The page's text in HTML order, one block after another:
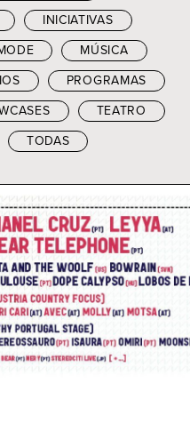
INICIATIVAS
MÚSICA
PROGRAMAS
TEATRO
TODAS